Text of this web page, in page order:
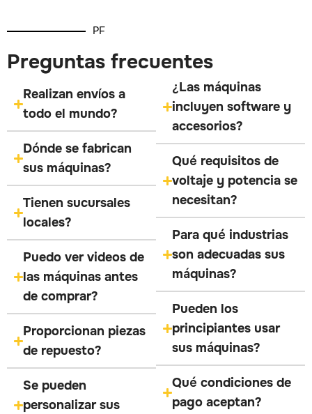
PF
Preguntas frecuentes
Realizan envíos a
todo el mundo?
Dónde se fabrican
sus máquinas?
Tienen sucursales
locales?
Puedo ver videos de
las máquinas antes
de comprar?
Proporcionan piezas
de repuesto?
Se pueden
personalizar sus
¿Las máquinas
incluyen software y
accesorios?
Qué requisitos de
voltaje y potencia se
necesitan?
Para qué industrias
son adecuadas sus
máquinas?
Pueden los
principiantes usar
sus máquinas?
Qué condiciones de
pago aceptan?